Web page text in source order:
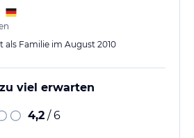
kommen.Auf diesem Wege…
als Familie im August 2010
viel erwarten
4,2 / 6